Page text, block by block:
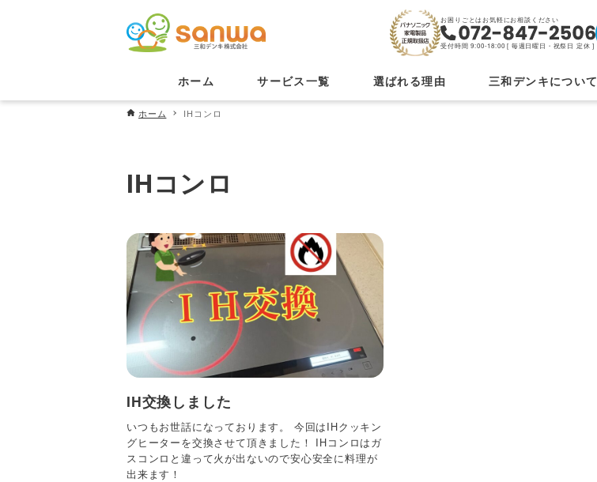
お困りごとはお気軽にお相談ください
受付時間 9:00-18:00 [ 毎週日曜日・祝祭日 定休 ]
ホーム サービス一覧 選ばれる理由 三和デンキについて
ホーム IHコンロ
IHコンロ
IH交換しました
いつもお世話になっております。 今回はIHクッキン
グヒーターを交換させて頂きました！ IHコンロはガ
スコンロと違って火が出ないので安心安全に料理が
出来ます！